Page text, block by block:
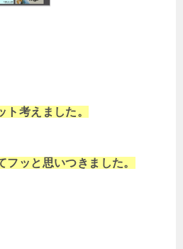
ト考えました。
ッと思いつきました。